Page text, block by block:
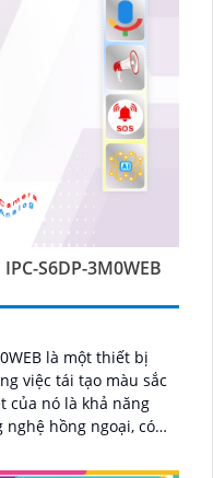
S6DP-3M0WEB
là một thiết bị
việc tái tạo màu sắc
hồng ngoại, có